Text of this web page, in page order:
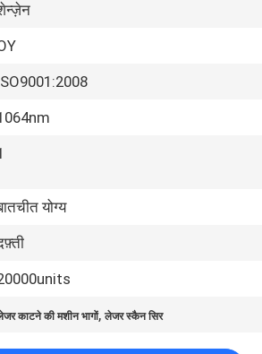
योग्य
काटने की मशीन भागों,लेजर स्कैन सिर